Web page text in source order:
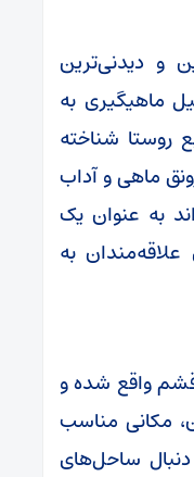
و دیدنی‌ترین
ماهیگیری به
روستا شناخته
ماهی و آداب
به عنوان یک
به
واقع شده و
مکانی مناسب
ساحل‌های